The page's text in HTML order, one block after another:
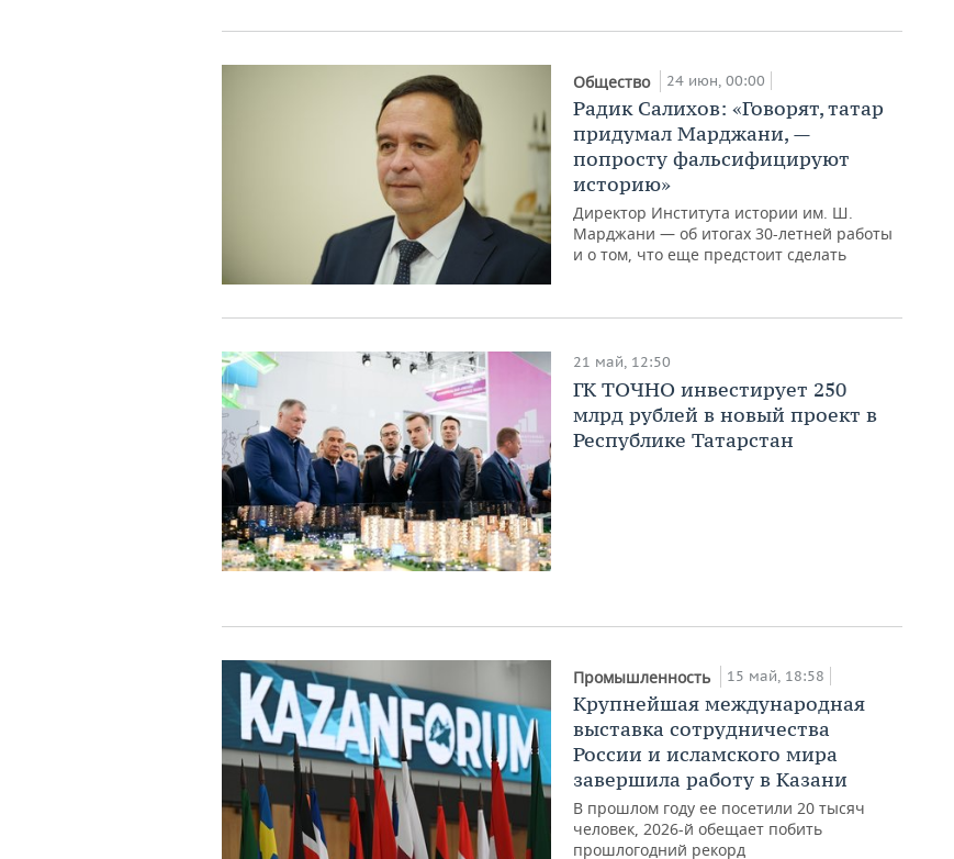
Общество 24 июн, 00:00
Радик Салихов: «Говорят, татар
придумал Марджани, —
попросту фальсифицируют
историю»
Директор Института истории им. Ш.
Марджани — об итогах 30-летней работы
и о том, что еще предстоит сделать
21 май, 12:50
ГК ТОЧНО инвестирует 250
млрд рублей в новый проект в
Республике Татарстан
Промышленность 15 май, 18:58
Крупнейшая международная
выставка сотрудничества
России и исламского мира
завершила работу в Казани
В прошлом году ее посетили 20 тысяч
человек, 2026-й обещает побить
прошлогодний рекорд